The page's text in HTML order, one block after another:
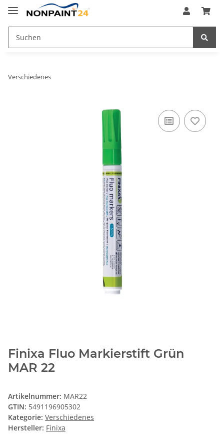
Verschiedenes
Finixa Fluo Markierstift Grün
MAR 22
Artikelnummer: MAR22
GTIN: 5491196905302
Kategorie: Verschiedenes
Hersteller: Finixa